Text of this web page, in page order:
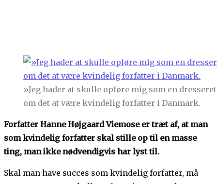
»Jeg hader at skulle opføre mig som en
om det at være kvindelig forfatter i Danmark.
Forfatter Hanne Højgaard Viemose er træt af, at man
som kvindelig forfatter skal stille op til en masse
ting, man ikke nødvendigvis har lyst til.
Skal man have succes som kvindelig forfatter, må